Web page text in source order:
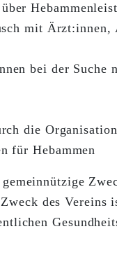
mit
bei der Suche
die
für Hebammen
des Vereins